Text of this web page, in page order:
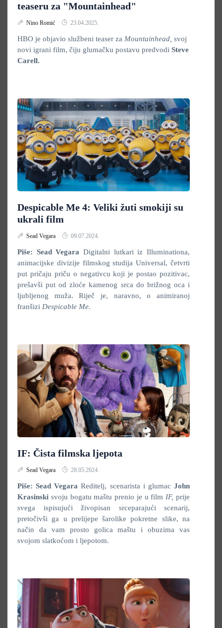
teaseru za "Mountainhead"
Nino Romić 23.04.2025.
HBO je objavio službeni teaser za Mountainhead, svoj
novi igrani film, čiju glumačku postavu predvodi Steve
Carell.
Despicable Me 4: Veliki žuti smokiji su
ukrali film
Sead Vegara 09.07.2024.
Piše: Sead Vegara Digitalni lutkari iz Illuminationa,
animacijske divizije filmskog studija Universal, četvrti
put pričaju priču o negativcu koji je postao pozitivac,
prešavši put od zloće kamenog srca do brižnog oca i
ljubljenog muža. Riječ je, naravno, o animiranoj
franšizi Despicable Me.
IF: Čista filmska ljepota
Sead Vegara 28.05.2024.
Piše: Sead Vegara Reditelj, scenarista i glumacJohn
Krasinski svoju bogatu maštu prenio je u film IF,prije
svega ispisujući živopisan srceparajući scenarij,
pretočivši ga u prelijepe šarolike pokretne slike, na
način da vam prosto golica maštu i obuzima vas
svojom slatkoćom i ljepotom.